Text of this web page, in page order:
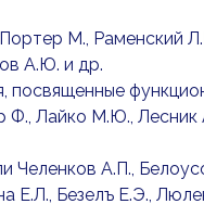
М., Раменский
А.Ю. и др.
посвященные
Ф., Лайко М.Ю.,
А.П.,
Е.Л., Безелъ Е.Э.,